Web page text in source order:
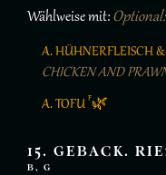
Wählweise mit: Optional:
A. HÜHNERFLEISCH
CHICKEN AND
A. TOFUF🌿
15. GEBACK.
B, G